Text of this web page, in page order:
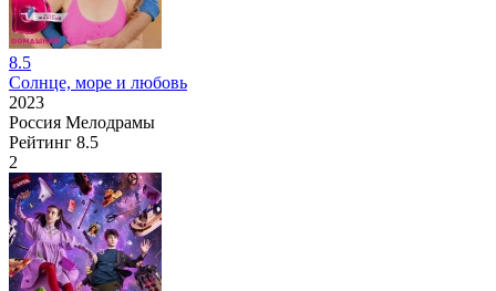
8.5
Солнце, море и любовь
2023
Россия Мелодрамы
Рейтинг 8.5
2